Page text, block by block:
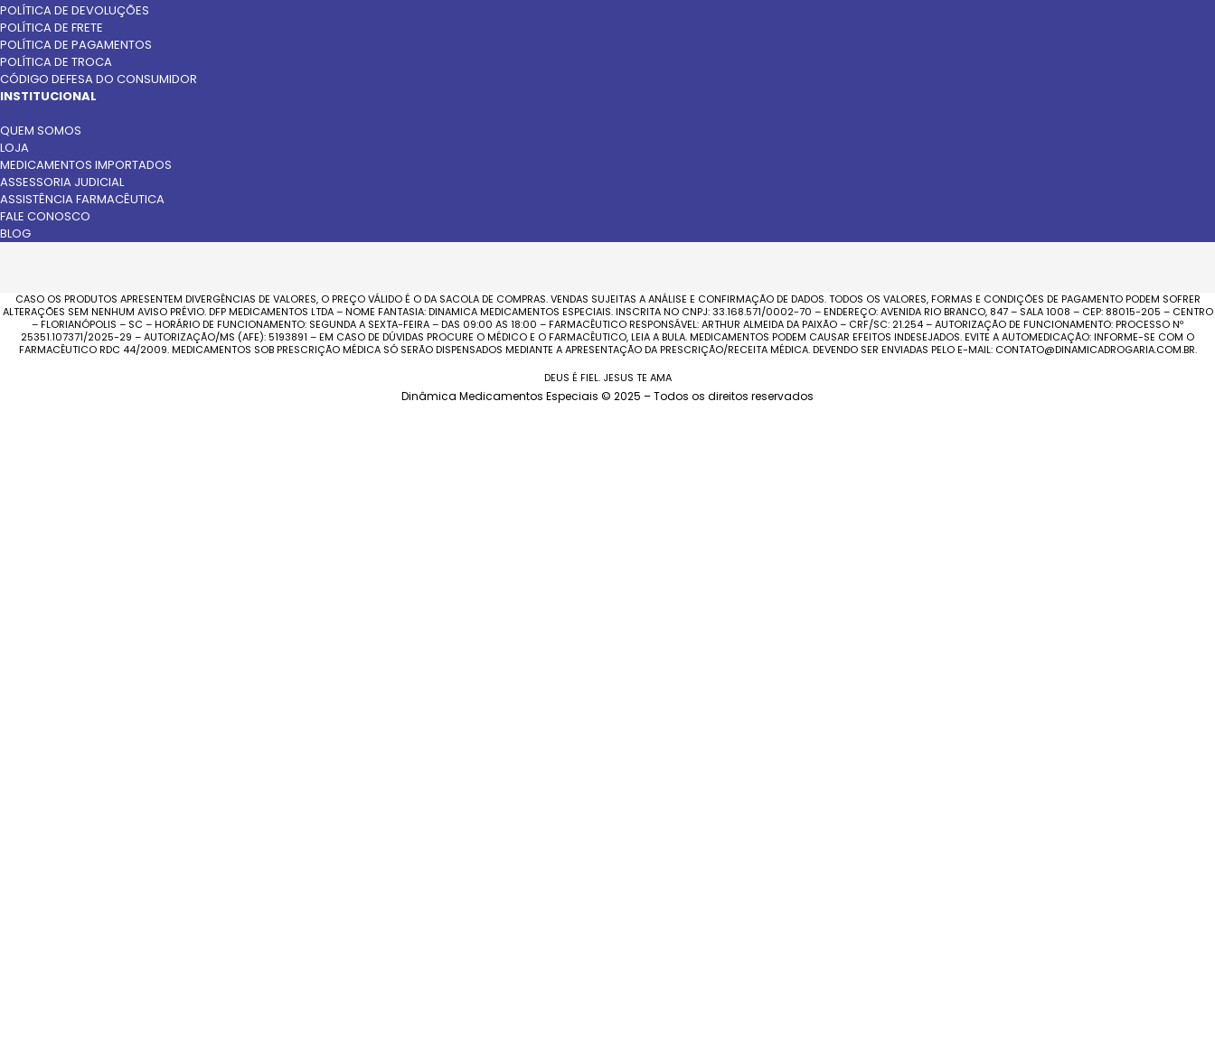
POLÍTICA DE DEVOLUÇÕES
POLÍTICA DE FRETE
POLÍTICA DE PAGAMENTOS
POLÍTICA DE TROCA
CÓDIGO DEFESA DO CONSUMIDOR
INSTITUCIONAL
QUEM SOMOS
LOJA
MEDICAMENTOS IMPORTADOS
ASSESSORIA JUDICIAL
ASSISTÊNCIA FARMACÊUTICA
FALE CONOSCO
BLOG
CASO OS PRODUTOS APRESENTEM DIVERGÊNCIAS DE VALORES, O PREÇO VÁLIDO É O DA SACOLA DE COMPRAS. VENDAS SUJEITAS A ANÁLISE E CONFIRMAÇÃO DE DADOS. TODOS OS VALORES, FORMAS E CONDIÇÕES DE PAGAMENTO PODEM SOFRER
ALTERAÇÕES SEM NENHUM AVISO PRÉVIO. DFP MEDICAMENTOS LTDA – NOME FANTASIA: DINAMICA MEDICAMENTOS ESPECIAIS. INSCRITA NO CNPJ: 33.168.571/0002-70 – ENDEREÇO: AVENIDA RIO BRANCO, 847 – SALA 1008 – CEP: 88015-205 – CENTRO
– FLORIANÓPOLIS – SC – HORÁRIO DE FUNCIONAMENTO: SEGUNDA A SEXTA-FEIRA – DAS 09:00 AS 18:00 – FARMACÊUTICO RESPONSÁVEL: ARTHUR ALMEIDA DA PAIXÃO – CRF/SC: 21.254 – AUTORIZAÇÃO DE FUNCIONAMENTO: PROCESSO Nº
25351.107371/2025-29 – AUTORIZAÇÃO/MS (AFE): 5193891 – EM CASO DE DÚVIDAS PROCURE O MÉDICO E O FARMACÊUTICO, LEIA A BULA. MEDICAMENTOS PODEM CAUSAR EFEITOS INDESEJADOS. EVITE A AUTOMEDICAÇÃO: INFORME-SE COM O
FARMACÊUTICO RDC 44/2009. MEDICAMENTOS SOB PRESCRIÇÃO MÉDICA SÓ SERÃO DISPENSADOS MEDIANTE A APRESENTAÇÃO DA PRESCRIÇÃO/RECEITA MÉDICA. DEVENDO SER ENVIADAS PELO E-MAIL: CONTATO@DINAMICADROGARIA.COM.BR.
DEUS É FIEL. JESUS TE AMA
Dinâmica Medicamentos Especiais © 2025 – Todos os direitos reservados